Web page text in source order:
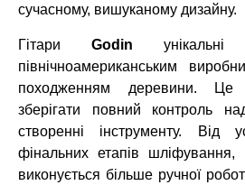
сучасному, вишуканому дизайну.
Гітари Godin
північноамериканським
походженням деревини. Це
зберігати повний контроль
створенні інструменту. Від
фінальних етапів шліфування,
виконується більше ручної